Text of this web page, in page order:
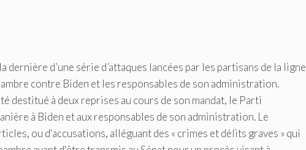
dernière d’une série d’attaques lancées par les partisans de la ligne
contre Biden et les responsables de son administration.
destitué à deux reprises au cours de son mandat, le Parti
à Biden et aux responsables de son administration. Le
ou d'accusations, alléguant des « crimes et délits graves » qui